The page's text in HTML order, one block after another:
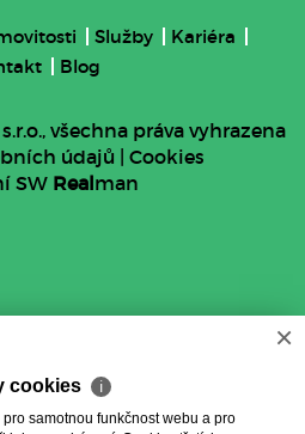
Služby
Kariéra
Blog
všechna práva vyhrazena
údajů | Cookies
SW Realman
×
cookies ℹ
samotnou funkčnost webu a pro